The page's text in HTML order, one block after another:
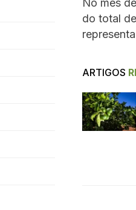
No mês
do total
ARTIGOS